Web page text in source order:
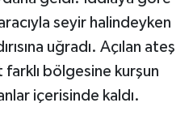
seyir halindeyken
uğradı. Açılan ateş
bölgesine kurşun
içerisinde kaldı.